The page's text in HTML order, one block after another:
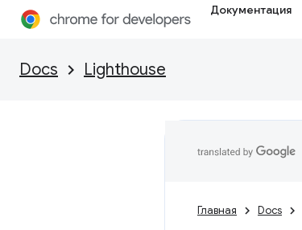
Документация
Docs Lighthouse
Главная Docs